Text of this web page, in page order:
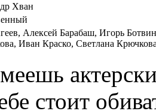
Хван
Алексей Барабаш, Игорь
Иван Краско, Светлана
стоит